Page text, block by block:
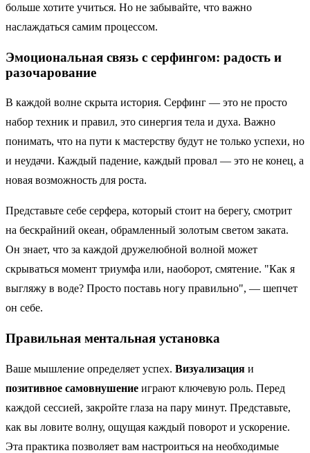
больше хотите учиться. Но не забывайте, что важно
наслаждаться самим процессом.
Эмоциональная связь с серфингом: радость и
разочарование
В каждой волне скрыта история. Серфинг — это не просто
набор техник и правил, это синергия тела и духа. Важно
понимать, что на пути к мастерству будут не только успехи, но
и неудачи. Каждый падение, каждый провал — это не конец, а
новая возможность для роста.
Представьте себе серфера, который стоит на берегу, смотрит
на бескрайний океан, обрамленный золотым светом заката.
Он знает, что за каждой дружелюбной волной может
скрываться момент триумфа или, наоборот, смятение. "Как я
выгляжу в воде? Просто поставь ногу правильно", — шепчет
он себе.
Правильная ментальная установка
Ваше мышление определяет успех. Визуализация и
позитивное самовнушение играют ключевую роль. Перед
каждой сессией, закройте глаза на пару минут. Представьте,
как вы ловите волну, ощущая каждый поворот и ускорение.
Эта практика позволяет вам настроиться на необходимые